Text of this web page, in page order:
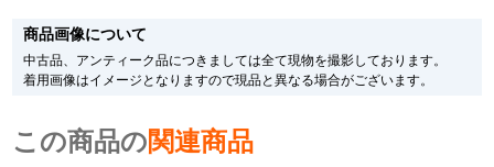
銀座中央通り店 銀座本店
新宿店
商品画像について
中古品、アンティーク品につきましては全て現物を撮影しております。
着用画像はイメージとなりますので現品と異なる場合がございます。
この商品の関連商品
メーカー保護シールの有無に個体差がございますのでご了承下さいませ。
また、メーカーにてマイナーチェンジがなされる場合がございますが、在庫品
の仕様で販売させていただきますので予めご了承の程お願いいたします。
尚、中古品、アンティーク品につきましては現品を撮影しております。
ます。